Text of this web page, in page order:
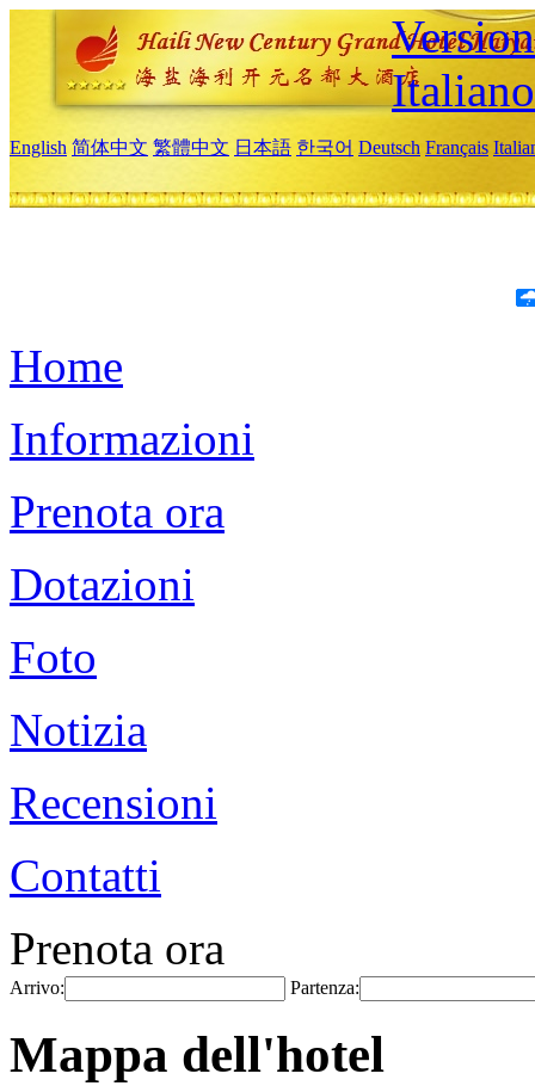
Italiano
English 简体中文 繁體中文 日本語 한국어 Deutsch Français
Home
Informazioni
Prenota ora
Dotazioni
Foto
Notizia
Recensioni
Contatti
Prenota ora
Arrivo: Partenza:
Mappa dell'hotel